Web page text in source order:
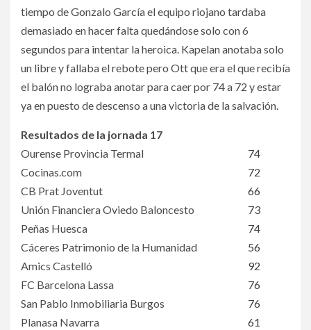
tiempo de Gonzalo García el equipo riojano tardaba
demasiado en hacer falta quedándose solo con 6
segundos para intentar la heroica. Kapelan anotaba solo
un libre y fallaba el rebote pero Ott que era el que recibía
el balón no lograba anotar para caer por 74 a 72 y estar
ya en puesto de descenso a una victoria de la salvación.
Resultados de la jornada 17
Ourense Provincia Termal
Cocinas.com
74
72
CB Prat Joventut
Unión Financiera Oviedo Baloncesto
66
73
Peñas Huesca
Cáceres Patrimonio de la Humanidad
74
56
Amics Castelló
FC Barcelona Lassa
92
76
San Pablo Inmobiliaria Burgos
Planasa Navarra
76
61